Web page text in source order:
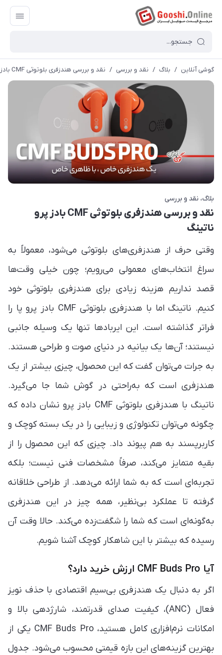
گوشی آنلاین / بلاگ / نقد و بررسی / نقد و بررسی هندزفری بلوتوثی CMF بادز پرو ناتینگ
بلاگ نقد و بررسی
نقد و بررسی هندزفری بلوتوثی CMF بادز پرو
ناتینگ
وقتی حرف از هندزفری‌های بلوتوثی می‌شود، معمولاً به
سراغ انتخاب‌های معمولی می‌رویم؛ چون خیلی وقت‌ها
قصد نداریم هزینه زیادی برای هندزفری بلوتوثی خود
کنیم. ناتینگ اما با هندزفری بلوتوثی CMF بادز پرو پا را
فراتر گذاشته است. این ایربادها تنها یک وسیله جانبی
نیستند؛ آن‌ها یک بیانیه در دنیای صوت و طراحی هستند.
به جرات می‌توان گفت که این محصول، چیزی بیشتر از یک
هندزفری است که به‌راحتی در گوش شما جا می‌گیرد.
ناتینگ با هندزفری بلوتوثی CMF بادز پرو نشان داده که
چگونه می‌توان تکنولوژی و زیبایی را در یک بسته کوچک و
کاربرپسند به هم پیوند داد. چیزی که این محصول را از
بقیه متمایز می‌کند، صرفاً مشخصات فنی نیست؛ بلکه
تجربه‌ای است که به شما ارائه می‌دهد. از طراحی خلاقانه
گرفته تا عملکرد بی‌نظیر، همه چیز در این هندزفری
به‌گونه‌ای است که شما را شگفت‌زده می‌کند. حالا وقت آن
رسیده که بیشتر با این شاهکار کوچک آشنا شویم.
آیا CMF Buds Pro ارزش خرید دارد؟
اگر به دنبال یک هندزفری بی‌سیم اقتصادی با حذف نویز
فعال (ANC)، کیفیت صدای قدرتمند، شارژدهی بالا و
امکانات نرم‌افزاری کامل هستید، CMF Buds Pro یکی از
بهترین گزینه‌های این بازه قیمتی محسوب می‌شود. جدول